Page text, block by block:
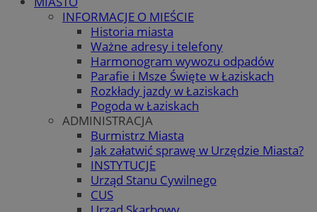
INFORMACJE O MIEŚCIE
Historia miasta
Ważne adresy i telefony
Harmonogram wywozu odpadów
Parafie i Msze Święte w Łaziskach
Rozkłady jazdy w Łaziskach
Pogoda w Łaziskach
ADMINISTRACJA
Burmistrz Miasta
Jak załatwić sprawę w Urzędzie Miasta?
INSTYTUCJE
Urząd Stanu Cywilnego
CUS